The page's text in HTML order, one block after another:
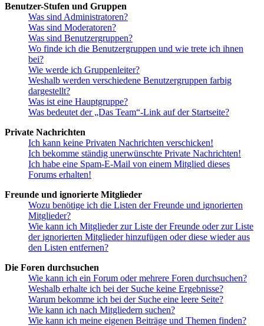
Benutzer-Stufen und Gruppen
Was sind Administratoren?
Was sind Moderatoren?
Was sind Benutzergruppen?
Wo finde ich die Benutzergruppen und wie trete ich ihnen
bei?
Wie werde ich Gruppenleiter?
Weshalb werden verschiedene Benutzergruppen farbig
dargestellt?
Was ist eine Hauptgruppe?
Was bedeutet der „Das Team“-Link auf der Startseite?
Private Nachrichten
Ich kann keine Privaten Nachrichten verschicken!
Ich bekomme ständig unerwünschte Private Nachrichten!
Ich habe eine Spam-E-Mail von einem Mitglied dieses
Forums erhalten!
Freunde und ignorierte Mitglieder
Wozu benötige ich die Listen der Freunde und ignorierten
Mitglieder?
Wie kann ich Mitglieder zur Liste der Freunde oder zur Liste
der ignorierten Mitglieder hinzufügen oder diese wieder aus
den Listen entfernen?
Die Foren durchsuchen
Wie kann ich ein Forum oder mehrere Foren durchsuchen?
Weshalb erhalte ich bei der Suche keine Ergebnisse?
Warum bekomme ich bei der Suche eine leere Seite?
Wie kann ich nach Mitgliedern suchen?
Wie kann ich meine eigenen Beiträge und Themen finden?